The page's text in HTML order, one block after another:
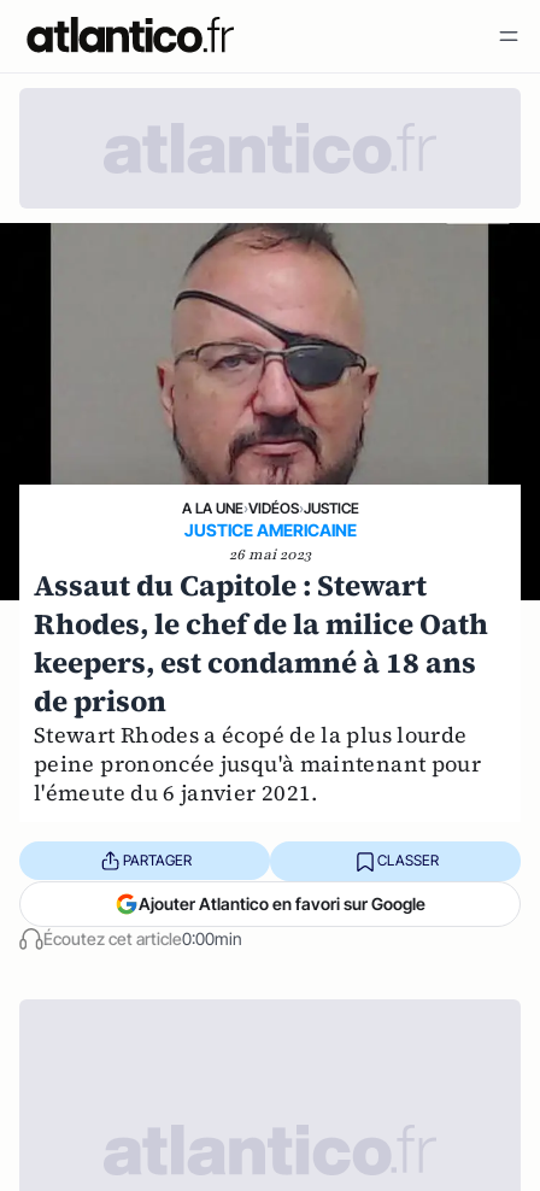
A LA UNE›VIDÉOS›JUSTICE
JUSTICE AMERICAINE
26 mai 2023
Assaut du Capitole : Stewart
Rhodes, le chef de la milice Oath
keepers, est condamné à 18 ans
de prison
Stewart Rhodes a écopé de la plus lourde
peine prononcée jusqu'à maintenant pour
l'émeute du 6 janvier 2021.
Écoutez cet article0:00min
PARTAGER CLASSER
Ajouter Atlantico en favori sur Google